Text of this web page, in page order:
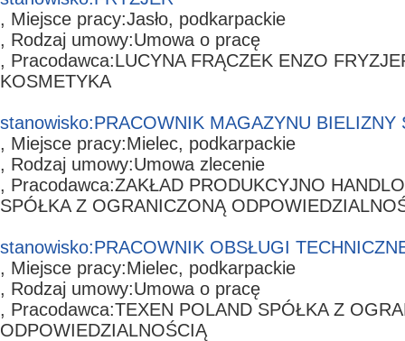
, Miejsce pracy:Jasło, podkarpackie
, Rodzaj umowy:Umowa o pracę
, Pracodawca:LUCYNA FRĄCZEK ENZO
KOSMETYKA
stanowisko:PRACOWNIK MAGAZYNU BIELIZNY
, Miejsce pracy:Mielec, podkarpackie
, Rodzaj umowy:Umowa zlecenie
, Pracodawca:ZAKŁAD PRODUKCYJNO
SPÓŁKA Z OGRANICZONĄ
stanowisko:PRACOWNIK OBSŁUGI
, Miejsce pracy:Mielec, podkarpackie
, Rodzaj umowy:Umowa o pracę
, Pracodawca:TEXEN POLAND SPÓŁKA Z
ODPOWIEDZIALNOŚCIĄ